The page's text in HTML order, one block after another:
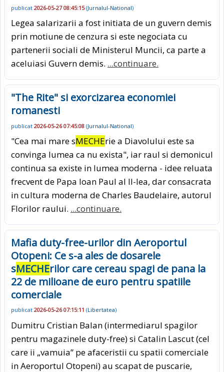
publicat 2026-05-27 08:45:15(Jurnalul-National)
Legea salarizarii a fost initiata de un guvern demis
prin motiune de cenzura si este negociata cu
partenerii sociali de Ministerul Muncii, ca parte a
aceluiasi Guvern demis. ...continuare.
"The Rite" si exorcizarea economiei
romanesti
publicat 2026-05-26 07:45:08 (Jurnalul-National)
"Cea mai mare sMECHErie a Diavolului este sa
convinga lumea ca nu exista", iar raul si demonicul
continua sa existe in lumea moderna - idee reluata
frecvent de Papa Ioan Paul al II-lea, dar consacrata
in cultura moderna de Charles Baudelaire, autorul
Florilor raului. ...continuare.
Mafia duty-free-urilor din Aeroportul
Otopeni: Ce s-a ales de dosarele
sMECHErilor care cereau spagi de pana la
22 de milioane de euro pentru spatiile
comerciale
publicat 2026-05-26 07:15:11 (Libertatea)
Dumitru Cristian Balan (intermediarul spagilor
pentru magazinele duty-free) si Catalin Lascut (cel
care ii „vamuia” pe afaceristii cu spatii comerciale
in Aeroportul Otopeni) au scapat de puscarie,